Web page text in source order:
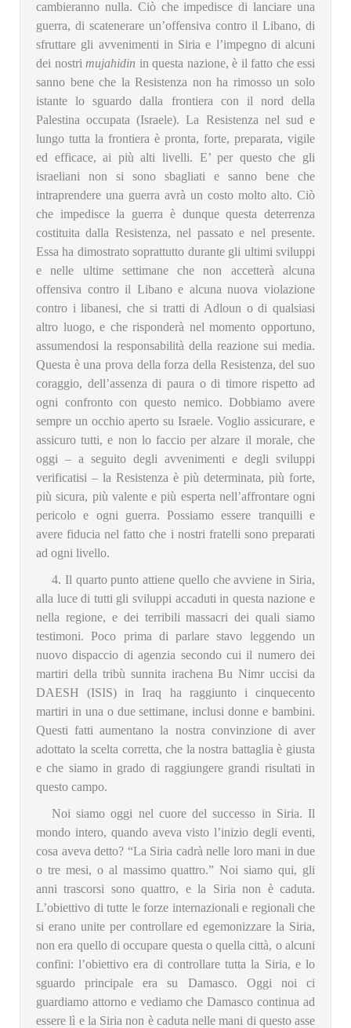
cambieranno nulla. Ciò che impedisce di lanciare una
guerra, di scatenerare un’offensiva contro il Libano, di
sfruttare gli avvenimenti in Siria e l’impegno di alcuni
dei nostri mujahidin in questa nazione, è il fatto che essi
sanno bene che la Resistenza non ha rimosso un solo
istante lo sguardo dalla frontiera con il nord della
Palestina occupata (Israele). La Resistenza nel sud e
lungo tutta la frontiera è pronta, forte, preparata, vigile
ed efficace, ai più alti livelli. E’ per questo che gli
israeliani non si sono sbagliati e sanno bene che
intraprendere una guerra avrà un costo molto alto. Ciò
che impedisce la guerra è dunque questa deterrenza
costituita dalla Resistenza, nel passato e nel presente.
Essa ha dimostrato soprattutto durante gli ultimi sviluppi
e nelle ultime settimane che non accetterà alcuna
offensiva contro il Libano e alcuna nuova violazione
contro i libanesi, che si tratti di Adloun o di qualsiasi
altro luogo, e che risponderà nel momento opportuno,
assumendosi la responsabilità della reazione sui media.
Questa è una prova della forza della Resistenza, del suo
coraggio, dell’assenza di paura o di timore rispetto ad
ogni confronto con questo nemico. Dobbiamo avere
sempre un occhio aperto su Israele. Voglio assicurare, e
assicuro tutti, e non lo faccio per alzare il morale, che
oggi – a seguito degli avvenimenti e degli sviluppi
verificatisi – la Resistenza è più determinata, più forte,
più sicura, più valente e più esperta nell’affrontare ogni
pericolo e ogni guerra. Possiamo essere tranquilli e
avere fiducia nel fatto che i nostri fratelli sono preparati
ad ogni livello.
4. Il quarto punto attiene quello che avviene in Siria,
alla luce di tutti gli sviluppi accaduti in questa nazione e
nella regione, e dei terribili massacri dei quali siamo
testimoni. Poco prima di parlare stavo leggendo un
nuovo dispaccio di agenzia secondo cui il numero dei
martiri della tribù sunnita irachena Bu Nimr uccisi da
DAESH (ISIS) in Iraq ha raggiunto i cinquecento
martiri in una o due settimane, inclusi donne e bambini.
Questi fatti aumentano la nostra convinzione di aver
adottato la scelta corretta, che la nostra battaglia è giusta
e che siamo in grado di raggiungere grandi risultati in
questo campo.
Noi siamo oggi nel cuore del successo in Siria. Il
mondo intero, quando aveva visto l’inizio degli eventi,
cosa aveva detto? “La Siria cadrà nelle loro mani in due
o tre mesi, o al massimo quattro.” Noi siamo qui, gli
anni trascorsi sono quattro, e la Siria non è caduta.
L’obiettivo di tutte le forze internazionali e regionali che
si erano unite per controllare ed egemonizzare la Siria,
non era quello di occupare questa o quella città, o alcuni
confini: l’obiettivo era di controllare tutta la Siria, e lo
sguardo principale era su Damasco. Oggi noi ci
guardiamo attorno e vediamo che Damasco continua ad
essere lì e la Siria non è caduta nelle mani di questo asse